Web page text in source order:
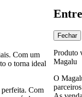
Fechar
Produto
Magalu
O
Com um
o torna ideal
perfeita. Com